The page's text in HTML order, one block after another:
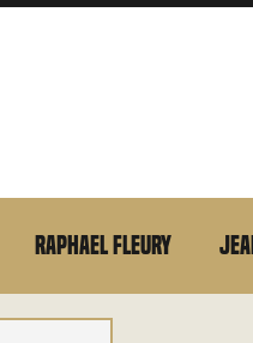
Raphael Fleury